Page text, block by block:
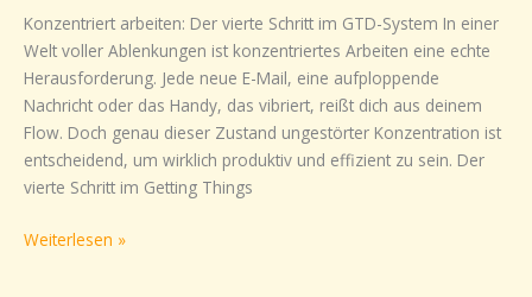
Konzentriert arbeiten: Der vierte Schritt im GTD-System In einer
Welt voller Ablenkungen ist konzentriertes Arbeiten eine echte
Herausforderung. Jede neue E-Mail, eine aufploppende
Nachricht oder das Handy, das vibriert, reißt dich aus deinem
Flow. Doch genau dieser Zustand ungestörter Konzentration ist
entscheidend, um wirklich produktiv und effizient zu sein. Der
vierte Schritt im Getting Things
mehr
Produktivität
Weiterlesen »